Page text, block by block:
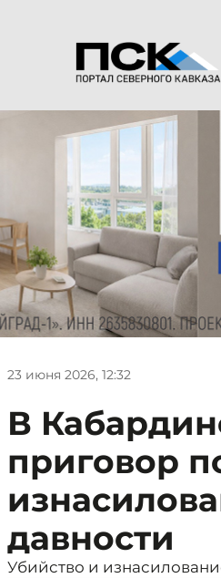
23 июня 2026, 12:32
В
приговор
давности
Убийство и